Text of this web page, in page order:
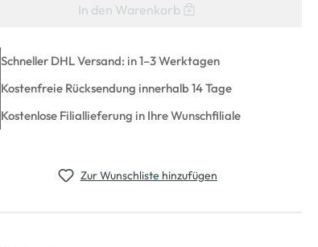
In den Warenkorb
Schneller DHL Versand: in 1–3 Werktagen
Kostenfreie Rücksendung innerhalb 14 Tage
Kostenlose Filiallieferung in Ihre Wunschfiliale
Zur Wunschliste hinzufügen